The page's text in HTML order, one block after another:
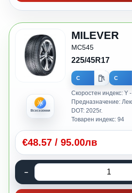
Всесезонни
MILEVER
MC545
225/45R17
C C
Скоростен индекс: Y
Предназначение:
DOT: 2025г.
Товарен индекс: 94
€48.57 / 95.00лв